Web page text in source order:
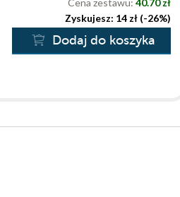
Cena zestawu: 40.70 zł
Zyskujesz: 14 zł (-26%)
Dodaj do koszyka